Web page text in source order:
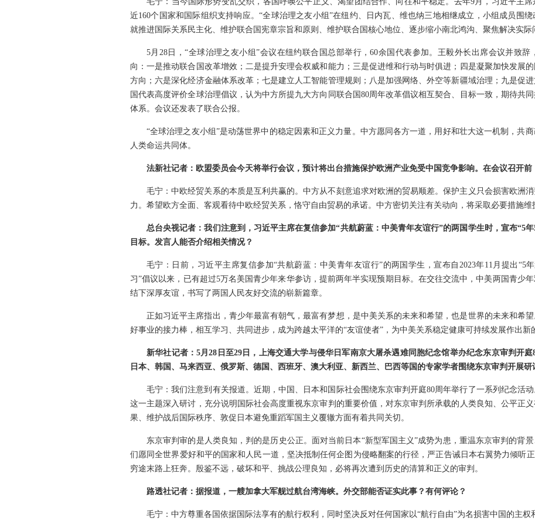
近160个国家和国际组织支持响应。“全球治理之友小组”在纽约、日内瓦、维也纳三地相继成立，小组成员围
就推进国际关系民主化、维护联合国宪章宗旨和原则、维护联合国核心地位、逐步缩小南北鸿沟、聚焦解决实际
5月28日，“全球治理之友小组”会议在纽约联合国总部举行，60余国代表参加。王毅外长出席会议并致
向：一是推动联合国改革增效；二是提升安理会权威和能力；三是促进维和行动与时俱进；四是凝聚加快发展
方向；六是深化经济金融体系改革；七是建立人工智能管理规则；八是加强网络、外空等新疆域治理；九是促
国代表高度评价全球治理倡议，认为中方所提九大方向同联合国80周年改革倡议相互契合、目标一致，期待共
体系。会议还发表了联合公报。
“全球治理之友小组”是动荡世界中的稳定因素和正义力量。中方愿同各方一道，用好和壮大这一机制，共
人类命运共同体。
法新社记者：欧盟委员会今天将举行会议，预计将出台措施保护欧洲产业免受中国竞争影响。在会议召开前
毛宁：中欧经贸关系的本质是互利共赢的。中方从不刻意追求对欧洲的贸易顺差。保护主义只会损害欧洲
力。希望欧方全面、客观看待中欧经贸关系，恪守自由贸易的承诺。中方密切关注有关动向，将采取必要措施维
总台央视记者：我们注意到，习近平主席在复信参加“共航蔚蓝：中美青年友谊行”的两国学生时，宣布“5
目标。发言人能否介绍相关情况？
毛宁：日前，习近平主席复信参加“共航蔚蓝：中美青年友谊行”的两国学生，宣布自2023年11月提出“5
习”倡议以来，已有超过5万名美国青少年来华参访，提前两年半实现预期目标。在交往交流中，中美两国青少
结下深厚友谊，书写了两国人民友好交流的崭新篇章。
正如习近平主席指出，青少年最富有朝气，最富有梦想，是中美关系的未来和希望，也是世界的未来和希
好事业的接力棒，相互学习、共同进步，成为跨越太平洋的“友谊使者”，为中美关系稳定健康可持续发展作出新
新华社记者：5月28日至29日，上海交通大学与侵华日军南京大屠杀遇难同胞纪念馆举办纪念东京审判开
日本、韩国、马来西亚、俄罗斯、德国、西班牙、澳大利亚、新西兰、巴西等国的专家学者围绕东京审判开展研
毛宁：我们注意到有关报道。近期，中国、日本和国际社会围绕东京审判开庭80周年举行了一系列纪念活
这一主题深入研讨，充分说明国际社会高度重视东京审判的重要价值，对东京审判所承载的人类良知、公平正
果、维护战后国际秩序、敦促日本避免重蹈军国主义覆辙方面有着共同关切。
东京审判审的是人类良知，判的是历史公正。面对当前日本“新型军国主义”成势为患，重温东京审判的背
们愿同全世界爱好和平的国家和人民一道，坚决抵制任何企图为侵略翻案的行径，严正告诫日本右翼势力倾听
穷途末路上狂奔。殷鉴不远，破坏和平、挑战公理良知，必将再次遭到历史的清算和正义的审判。
路透社记者：据报道，一艘加拿大军舰过航台湾海峡。外交部能否证实此事？有何评论？
毛宁：中方尊重各国依据国际法享有的航行权利，同时坚决反对任何国家以“航行自由”为名损害中国的主权